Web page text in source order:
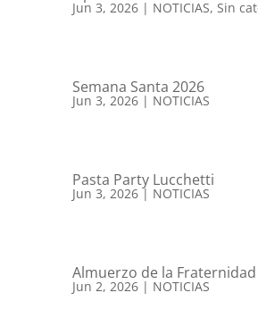
Jun 3, 2026| NOTICIAS, Sin
Semana Santa 2026
Jun 3, 2026| NOTICIAS
Pasta Party Lucchetti
Jun 3, 2026| NOTICIAS
Almuerzo de la Fraternidad
Jun 2, 2026| NOTICIAS